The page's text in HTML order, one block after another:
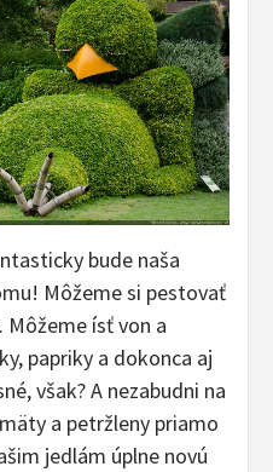
bude naša
Môžeme si pestovať
Môžeme ísť von a
papriky a dokonca aj
však? A nezabudni na
a petržleny priamo
jedlám úplne novú